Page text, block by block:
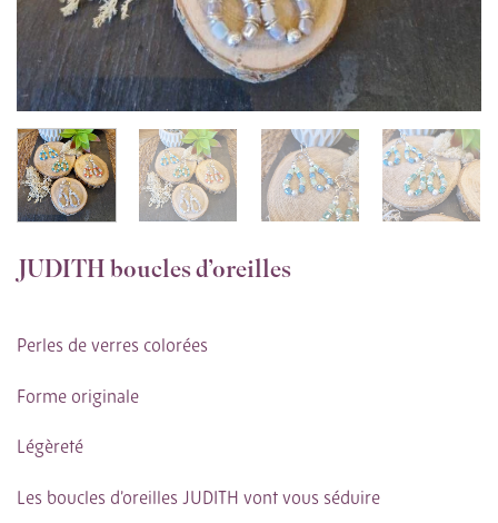
JUDITH boucles d’oreilles
Perles de verres colorées
Forme originale
Légèreté
Les boucles d’oreilles JUDITH vont vous séduire